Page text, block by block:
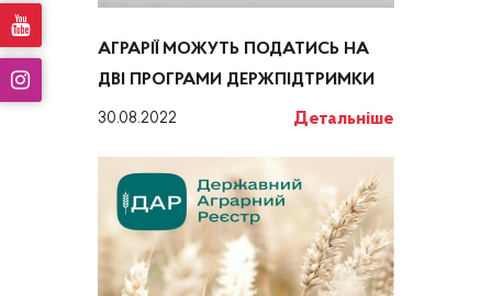
АГРАРІЇ МОЖУТЬ ПОДАТИСЬ НА
ДВІ ПРОГРАМИ ДЕРЖПІДТРИМКИ
30.08.2022 Детальніше